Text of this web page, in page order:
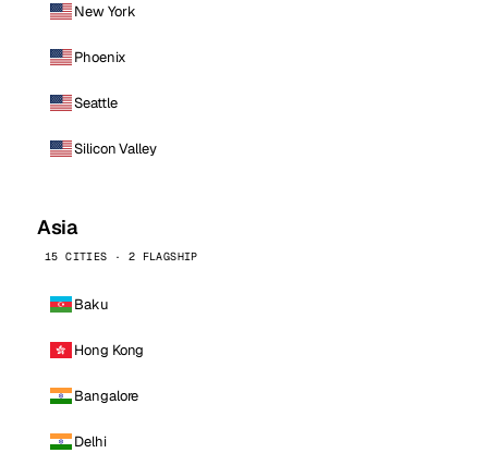
New York
Phoenix
Seattle
Silicon Valley
Asia
15 CITIES · 2 FLAGSHIP
Baku
Hong Kong
Bangalore
Delhi